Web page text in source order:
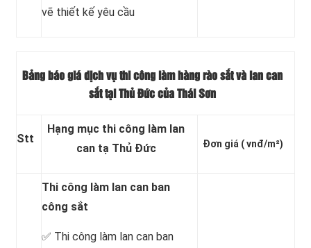
vẽ thiết kế yêu cầu
Bảng báo giá dịch vụ thi công làm hàng rào sắt vàlan can
sắt tại Thủ Đức của Thái Sơn
Stt
Hạng mục thi công làm lan
can tạ Thủ Đức
Đơn giá ( vnđ/m²)
Thi công làm lan can ban
công sắt
✅ Thi công làm lan can ban